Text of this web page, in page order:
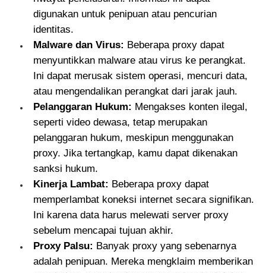
digunakan untuk penipuan atau pencurian
identitas.
Malware dan Virus: Beberapa proxy dapat
menyuntikkan malware atau virus ke perangkat.
Ini dapat merusak sistem operasi, mencuri data,
atau mengendalikan perangkat dari jarak jauh.
Pelanggaran Hukum: Mengakses konten ilegal,
seperti video dewasa, tetap merupakan
pelanggaran hukum, meskipun menggunakan
proxy. Jika tertangkap, kamu dapat dikenakan
sanksi hukum.
Kinerja Lambat: Beberapa proxy dapat
memperlambat koneksi internet secara signifikan.
Ini karena data harus melewati server proxy
sebelum mencapai tujuan akhir.
Proxy Palsu: Banyak proxy yang sebenarnya
adalah penipuan. Mereka mengklaim memberikan